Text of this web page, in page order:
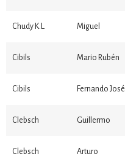
Chudy K.L. Miguel
Cibils Mario Rubén
Cibils Fernando José
Clebsch Guillermo
Clebsch Arturo